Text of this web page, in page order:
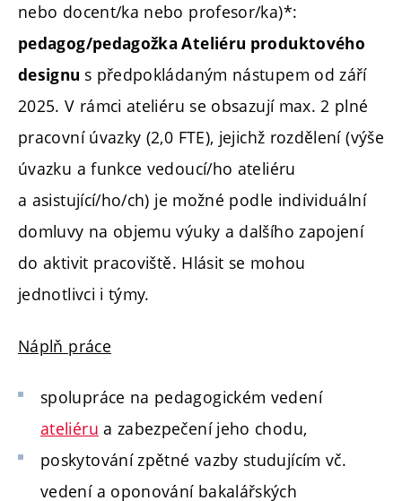
nebo docent/ka nebo profesor/ka)*:
pedagog/pedagožka Ateliéru produktového
designu s předpokládaným nástupem od září
2025. V rámci ateliéru se obsazují max. 2 plné
pracovní úvazky (2,0 FTE), jejichž rozdělení (výše
úvazku a funkce vedoucí/ho ateliéru
a asistující/ho/ch) je možné podle individuální
domluvy na objemu výuky a dalšího zapojení
do aktivit pracoviště. Hlásit se mohou
jednotlivci i týmy.
Náplň práce
spolupráce na pedagogickém vedení
ateliéru a zabezpečení jeho chodu,
poskytování zpětné vazby studujícím vč.
vedení a oponování bakalářských